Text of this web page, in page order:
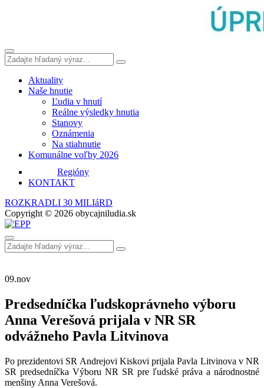
Aktuality
Naše hnutie
Ľudia v hnutí
Reálne výsledky hnutia
Stanovy
Oznámenia
Na stiahnutie
Komunálne voľby 2026
Regióny
KONTAKT
ROZKRADLI 30 MILIáRD
Copyright © 2026 obycajniludia.sk
09.nov
Predsedníčka ľudskoprávneho výboru
Anna Verešová prijala v NR SR
odvážneho Pavla Litvinova
Po prezidentovi SR Andrejovi Kiskovi prijala Pavla Litvinova v NR
SR predsedníčka Výboru NR SR pre ľudské práva a národnostné
menšiny Anna Verešová.